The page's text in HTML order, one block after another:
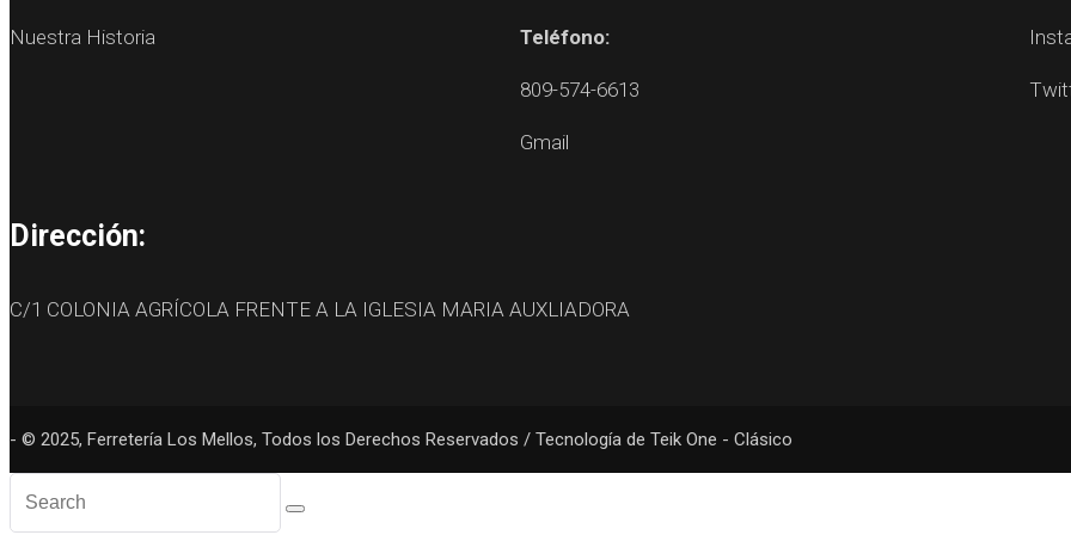
Nuestra Historia Teléfono:
809-574-6613
Gmail
Dirección:
C/1 COLONIA AGRÍCOLA FRENTE A LA IGLESIA MARIA AUXLIADORA
- © 2025, Ferretería Los Mellos, Todos los Derechos Reservados / Tecnología de Teik One - Clásico